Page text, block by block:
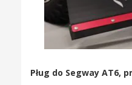
Pług do Segway AT6,